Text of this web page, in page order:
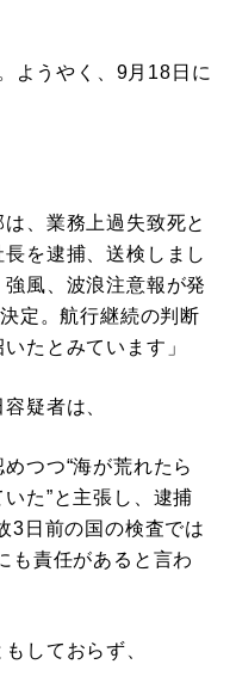
ようやく、9月18日に
、業務上過失致死と
を逮捕、送検しまし
風、波浪注意報が発
定。航行継続の判断
たとみています」
疑者は、
つつ“海が荒れたら
た”と主張し、逮捕
3日前の国の検査では
も責任があると言わ
しておらず、